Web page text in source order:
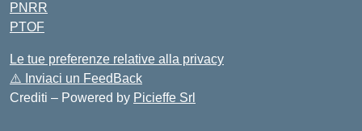
PNRR
PTOF
Le tue preferenze relative alla privacy
⚠️ Inviaci un FeedBack
Crediti – Powered by Picieffe Srl